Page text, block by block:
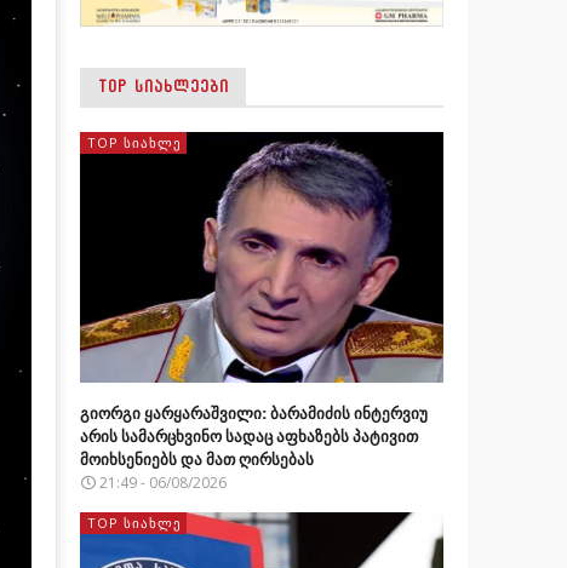
TOP ᲡᲘᲐᲮᲚᲔᲔᲑᲘ
TOP ᲡᲘᲐᲮᲚᲔ
გიორგი ყარყარაშვილი: ბარამიძის ინტერვიუ
არის სამარცხვინო სადაც აფხაზებს პატივით
მოიხსენიებს და მათ ღირსებას
21:49 - 06/08/2026
TOP ᲡᲘᲐᲮᲚᲔ